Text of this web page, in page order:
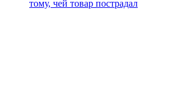
тому, чей товар пострадал